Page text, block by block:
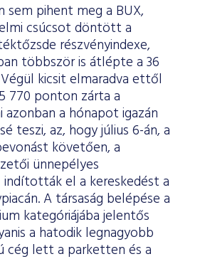
sem pihent meg a BUX,
csúcsot döntött a
részvényindexe,
többször is átlépte a 36
kicsit elmaradva ettől
770 ponton zárta a
a hónapot igazán
teszi, az, hogy július 6-án, a
követően, a
ünnepélyes
indították el a kereskedést a
A társaság belépése a
kategóriájába jelentős
a hatodik legnagyobb
cég lett a parketten és a